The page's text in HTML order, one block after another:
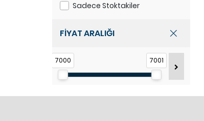
Sadece Stoktakiler
FİYAT ARALIĞI
7000 7001